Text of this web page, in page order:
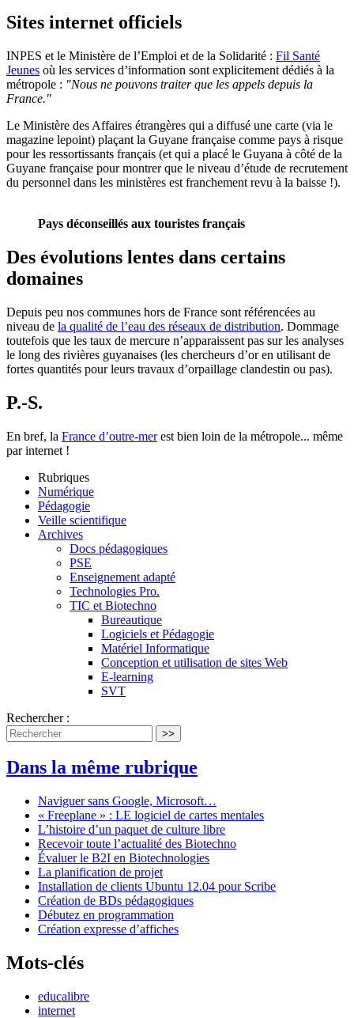
Sites internet officiels
INPES et le Ministère de l’Emploi et de la Solidarité : Fil Santé
Jeunes où les services d’information sont explicitement dédiés à la
métropole : "Nous ne pouvons traiter que les appels depuis la
France."
Le Ministère des Affaires étrangères qui a diffusé une carte (via le
magazine lepoint) plaçant la Guyane française comme pays à risque
pour les ressortissants français (et qui a placé le Guyana à côté de la
Guyane française pour montrer que le niveau d’étude de recrutement
du personnel dans les ministères est franchement revu à la baisse !).
Pays déconseillés aux touristes français
Des évolutions lentes dans certains
domaines
Depuis peu nos communes hors de France sont référencées au
niveau de la qualité de l’eau des réseaux de distribution. Dommage
toutefois que les taux de mercure n’apparaissent pas sur les analyses
le long des rivières guyanaises (les chercheurs d’or en utilisant de
fortes quantités pour leurs travaux d’orpaillage clandestin ou pas).
P.-S.
En bref, la France d’outre-merest bien loin de la métropole... même
par internet !
Rubriques
Numérique
Pédagogie
Veille scientifique
Archives
Docs pédagogiques
PSE
Enseignement adapté
Technologies Pro.
TIC et Biotechno
Bureautique
Logiciels et Pédagogie
Matériel Informatique
Conception et utilisation de sites Web
E-learning
SVT
Rechercher :
>>
Dans la même rubrique
Naviguer sans Google, Microsoft…
« Freeplane » : LE logiciel de cartes mentales
L’histoire d’un paquet de culture libre
Recevoir toute l’actualité des Biotechno
Évaluer le B2I en Biotechnologies
La planification de projet
Installation de clients Ubuntu 12.04 pour Scribe
Création de BDs pédagogiques
Débutez en programmation
Création expresse d’affiches
Mots-clés
educalibre
internet